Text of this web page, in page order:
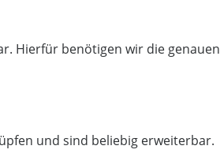
Hierfür benötigen wir die genauen
und sind beliebig erweiterbar.